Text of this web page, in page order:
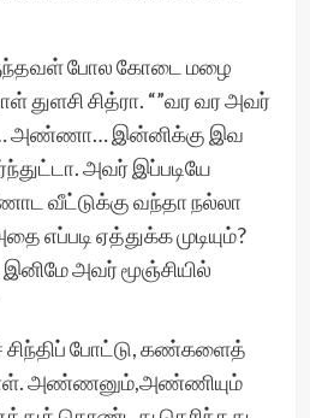
போல கோடை மழை
துளசி சித்ரா. “”வர வர அவர்
அண்ணா… இன்னிக்கு இவ
அவர் இப்படியே
வீட்டுக்கு வந்தா நல்லா
எப்படி ஏத்துக்க முடியும்?
இனிமே அவர் மூஞ்சியில்
சிந்திப் போட்டு, கண்களைத்
அண்ணனும்,அண்ணியும்